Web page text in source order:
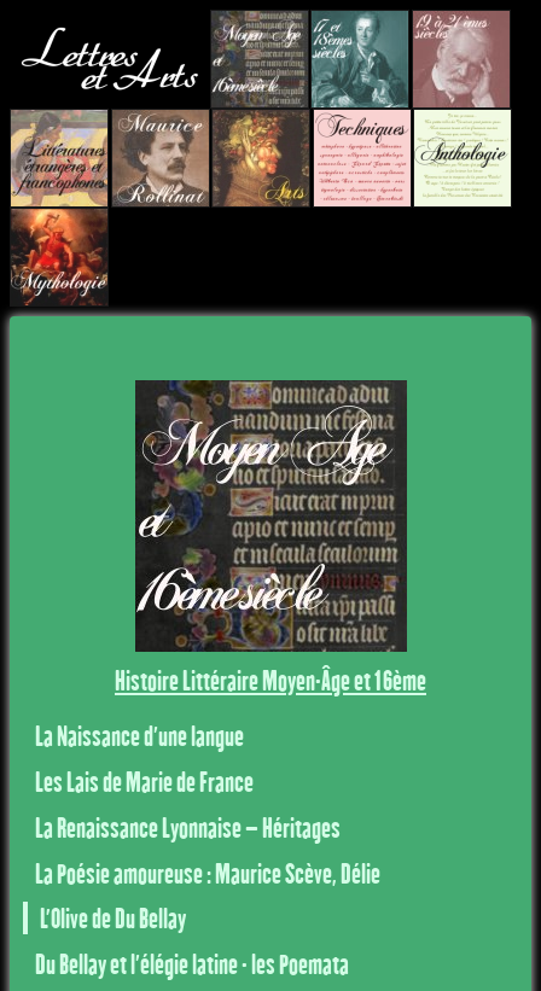
Histoire Littéraire Moyen-Âge et 16ème
La Naissance d'une langue
Les Lais de Marie de France
La Renaissance Lyonnaise – Héritages
La Poésie amoureuse : Maurice Scève, Délie
L’Olive de Du Bellay
Du Bellay et l'élégie latine - les Poemata